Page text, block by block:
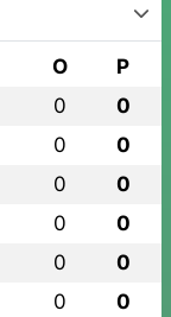
O P
0 0
0 0
0 0
0 0
0 0
0 0